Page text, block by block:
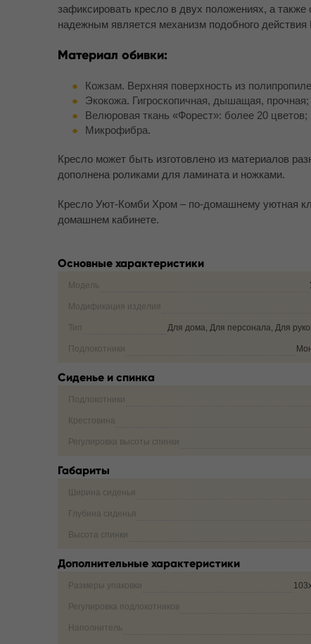
зафиксировать кресло в двух положениях, а
надежным является механизм подобного
Материал обивки:
Кожзам. Верхняя поверхность из
Экокожа. Гигроскопичная, дышащая, прочная;
Велюровая ткань «Форест»: более 20 цветов;
Микрофибра.
Кресло может быть изготовлено из материалов
дополнена роликами для ламината и ножками.
Кресло Уют-Комби Хром – по-домашнему уютная
домашнем кабинете.
Основные характеристики
Модель
Модификация изделия
Тип Для дома, Для персонала, Для
Подлокотники
Сиденье и спинка
Подлокотники
Крестовина
Регулировка высоты спинки
Габариты
Ширина сиденья
Глубина сиденья
Высота спинки
Дополнительные характеристики
Размеры упаковки
Регулировка подлокотников
Наполнитель